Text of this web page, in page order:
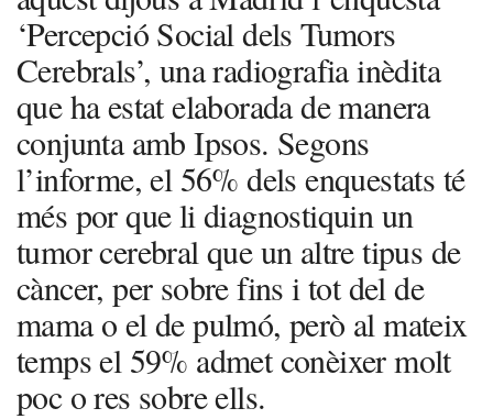
‘Percepció Social dels Tumors
Cerebrals’, una radiografia inèdita
que ha estat elaborada de manera
conjunta amb Ipsos. Segons
l’informe, el 56% dels enquestats té
més por que li diagnostiquin un
tumor cerebral que un altre tipus de
càncer, per sobre fins i tot del de
mama o el de pulmó, però al mateix
temps el 59% admet conèixer molt
poc o res sobre ells.